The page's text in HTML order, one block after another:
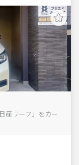
産リーフ」をカー